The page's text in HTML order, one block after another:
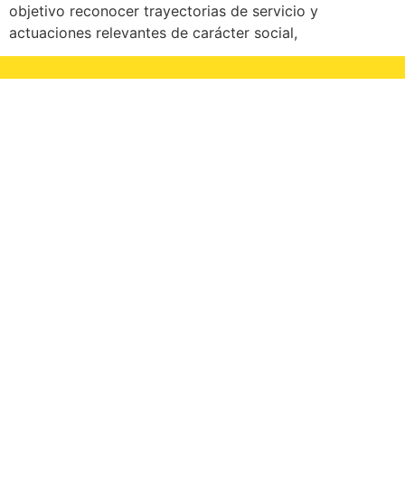
objetivo reconocer trayectorias de servicio y
actuaciones relevantes de carácter social,